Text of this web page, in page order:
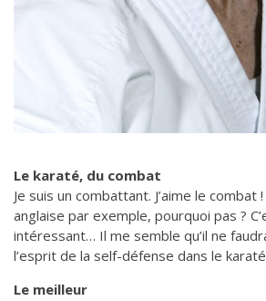
Le karaté, du combat
Je suis un combattant. J’aime le combat !
anglaise par exemple, pourquoi pas ?
intéressant… Il me semble qu’il ne
l’esprit de la self-défense dans le
Le meilleur